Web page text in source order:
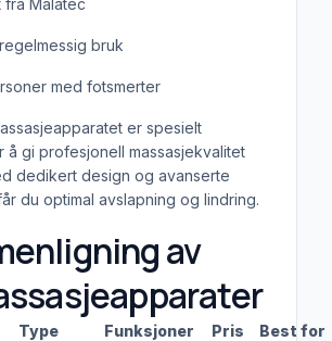
Malatec
bruk
med fotsmerter
er spesielt
å gi profesjonell massasjekvalitet
dedikert design og avanserte
du optimal avslapning og lindring.
av
Type Funksjoner Pris Best for